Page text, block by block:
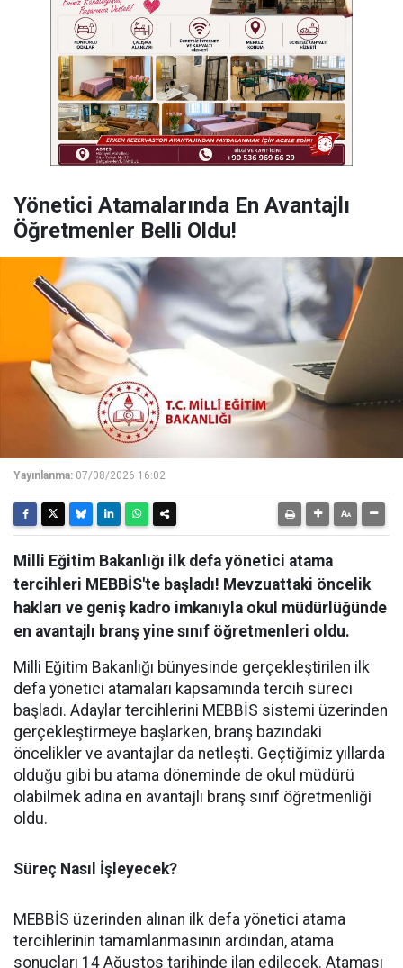
Yönetici Atamalarında En Avantajlı
Öğretmenler Belli Oldu!
Yayınlanma: 07/08/2026 16:02
Milli Eğitim Bakanlığı ilk defa yönetici atama
tercihleri MEBBİS'te başladı! Mevzuattaki öncelik
hakları ve geniş kadro imkanıyla okul müdürlüğünde
en avantajlı branş yine sınıf öğretmenleri oldu.
​Milli Eğitim Bakanlığı bünyesinde gerçekleştirilen ilk
defa yönetici atamaları kapsamında tercih süreci
başladı. Adaylar tercihlerini MEBBİS sistemi üzerinden
gerçekleştirmeye başlarken, branş bazındaki
öncelikler ve avantajlar da netleşti. Geçtiğimiz yıllarda
olduğu gibi bu atama döneminde de okul müdürü
olabilmek adına en avantajlı branş sınıf öğretmenliği
oldu.
​Süreç Nasıl İşleyecek?
​MEBBİS üzerinden alınan ilk defa yönetici atama
tercihlerinin tamamlanmasının ardından, atama
sonuçları 14 Ağustos tarihinde ilan edilecek. Ataması